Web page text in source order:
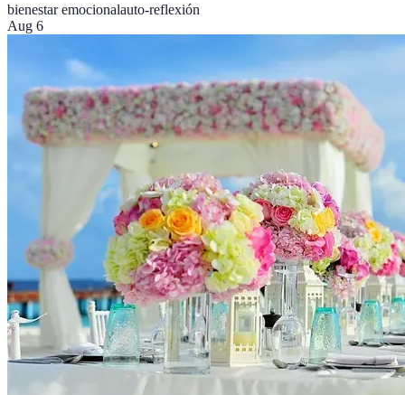
bienestar emocionalauto-reflexión
Aug 6